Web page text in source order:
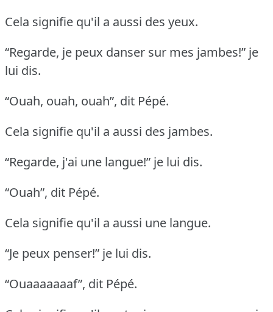
Cela signifie qu'il a aussi des yeux.
“Regarde, je peux danser sur mes jambes!” je
lui dis.
“Ouah, ouah, ouah”, dit Pépé.
Cela signifie qu'il a aussi des jambes.
“Regarde, j'ai une langue!” je lui dis.
“Ouah”, dit Pépé.
Cela signifie qu'il a aussi une langue.
“Je peux penser!” je lui dis.
“Ouaaaaaaaf”, dit Pépé.